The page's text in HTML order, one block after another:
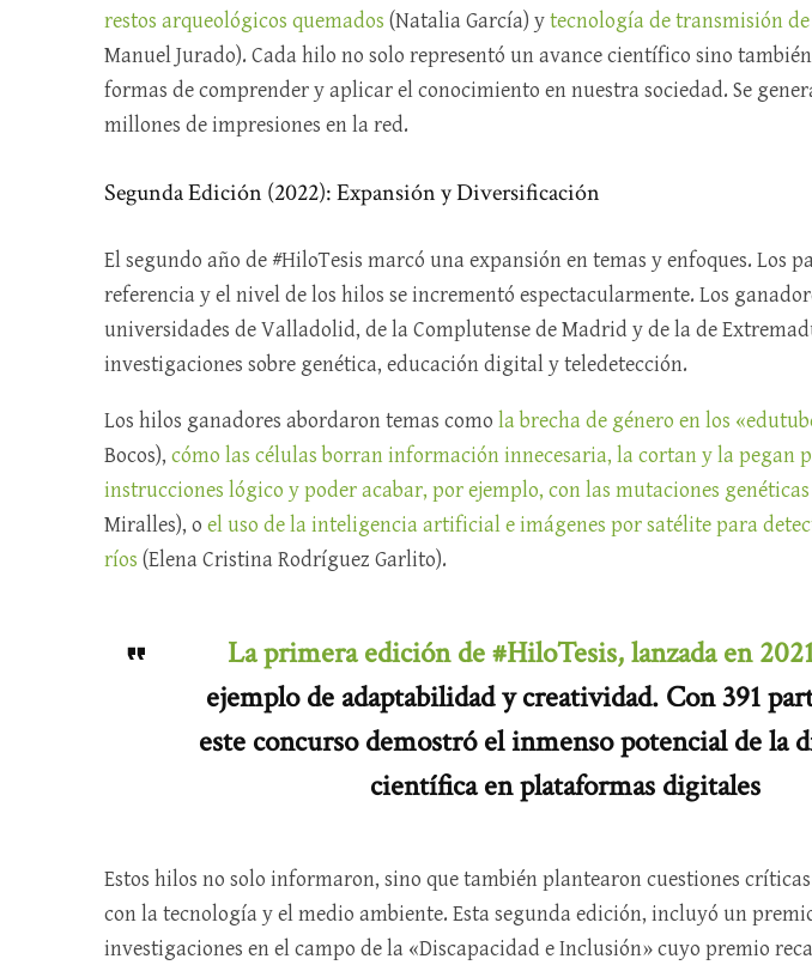
restos arqueológicos quemados (Natalia García) ytecnología de transmisión
Manuel Jurado). Cada hilo no solo representó un avance científico sino
formas de comprender y aplicar el conocimiento en nuestra sociedad. Se
millones de impresiones en la red.
Segunda Edición (2022): Expansión y Diversificación
El segundo año de #HiloTesis marcó una expansión en temas y enfoques. Los
referencia y el nivel de los hilos se incrementó espectacularmente. Los
universidades de Valladolid, de la Complutense de Madrid y de la de
investigaciones sobre genética, educación digital y teledetección.
Los hilos ganadores abordaron temas como la brecha de género en los
Bocos), cómo las células borran información innecesaria, la cortan y la pegan
instrucciones lógico y poder acabar, por ejemplo, con las mutaciones genéticas
Miralles), o el uso de la inteligencia artificial e imágenes por satélite para
ríos (Elena Cristina Rodríguez Garlito).
La primera edición de #HiloTesis, lanzada en
ejemplo de adaptabilidad y creatividad. Con 391
este concurso demostró el inmenso potencial de la
científica en plataformas digitales
Estos hilos no solo informaron, sino que también plantearon cuestiones
con la tecnología y el medio ambiente. Esta segunda edición, incluyó un
investigaciones en el campo de la «Discapacidad e Inclusión» cuyo premio